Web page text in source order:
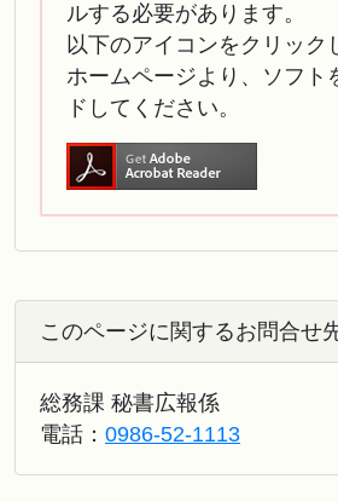
ルする必要があります。
以下のアイコンをクリック
ホームページより、ソフト
ドしてください。
このページに関するお問合せ
総務課 秘書広報係
電話： 0986-52-1113